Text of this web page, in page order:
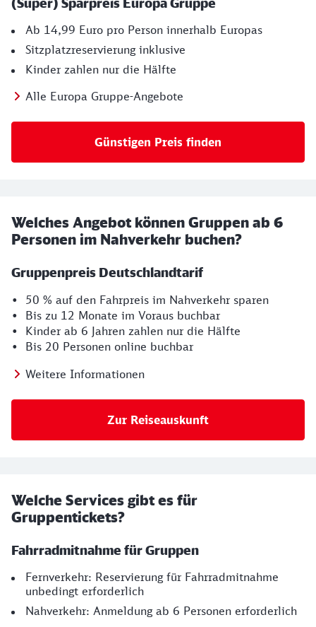
Ab 14,99 Euro pro Person innerhalb Europas
Sitzplatzreservierung inklusive
Kinder zahlen nur die Hälfte
Alle Europa Gruppe-Angebote
Günstigen Preis finden
Welches Angebot können Gruppen ab 6
Personen im Nahverkehr buchen?
Gruppenpreis Deutschlandtarif
• 50 % auf den Fahrpreis im Nahverkehr sparen
• Bis zu 12 Monate im Voraus buchbar
• Kinder ab 6 Jahren zahlen nur die Hälfte
• Bis 20 Personen online buchbar
Weitere Informationen
Zur Reiseauskunft
Welche Services gibt es für
Gruppentickets?
Fahrradmitnahme für Gruppen
Fernverkehr: Reservierung für Fahrradmitnahme
unbedingt erforderlich
Nahverkehr: Anmeldung ab 6 Personen erforderlich